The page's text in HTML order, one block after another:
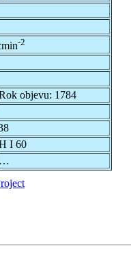
-2
objevu: 1784
I 60
…